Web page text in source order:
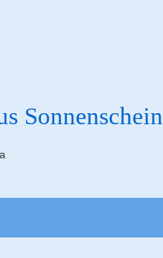
Sonnenschein